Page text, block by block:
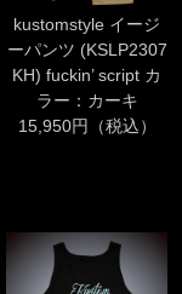
kustomstyle イージ
ーパンツ (KSLP2307
KH) fuckin’ script カ
ラー：カーキ
15,950円（税込）